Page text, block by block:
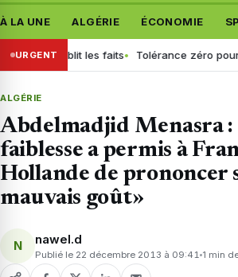
À LA UNE ALGÉRIE ÉCONOMIE
URGENT
rétablit les faits Tolérance zéro pour les
ALGÉRIE
Abdelmadjid Menasra :
faiblesse a permis à
Hollande de prononcer
mauvais goût»
N nawel.d
Publié le 22 décembre 2013 à 09:41 1 min